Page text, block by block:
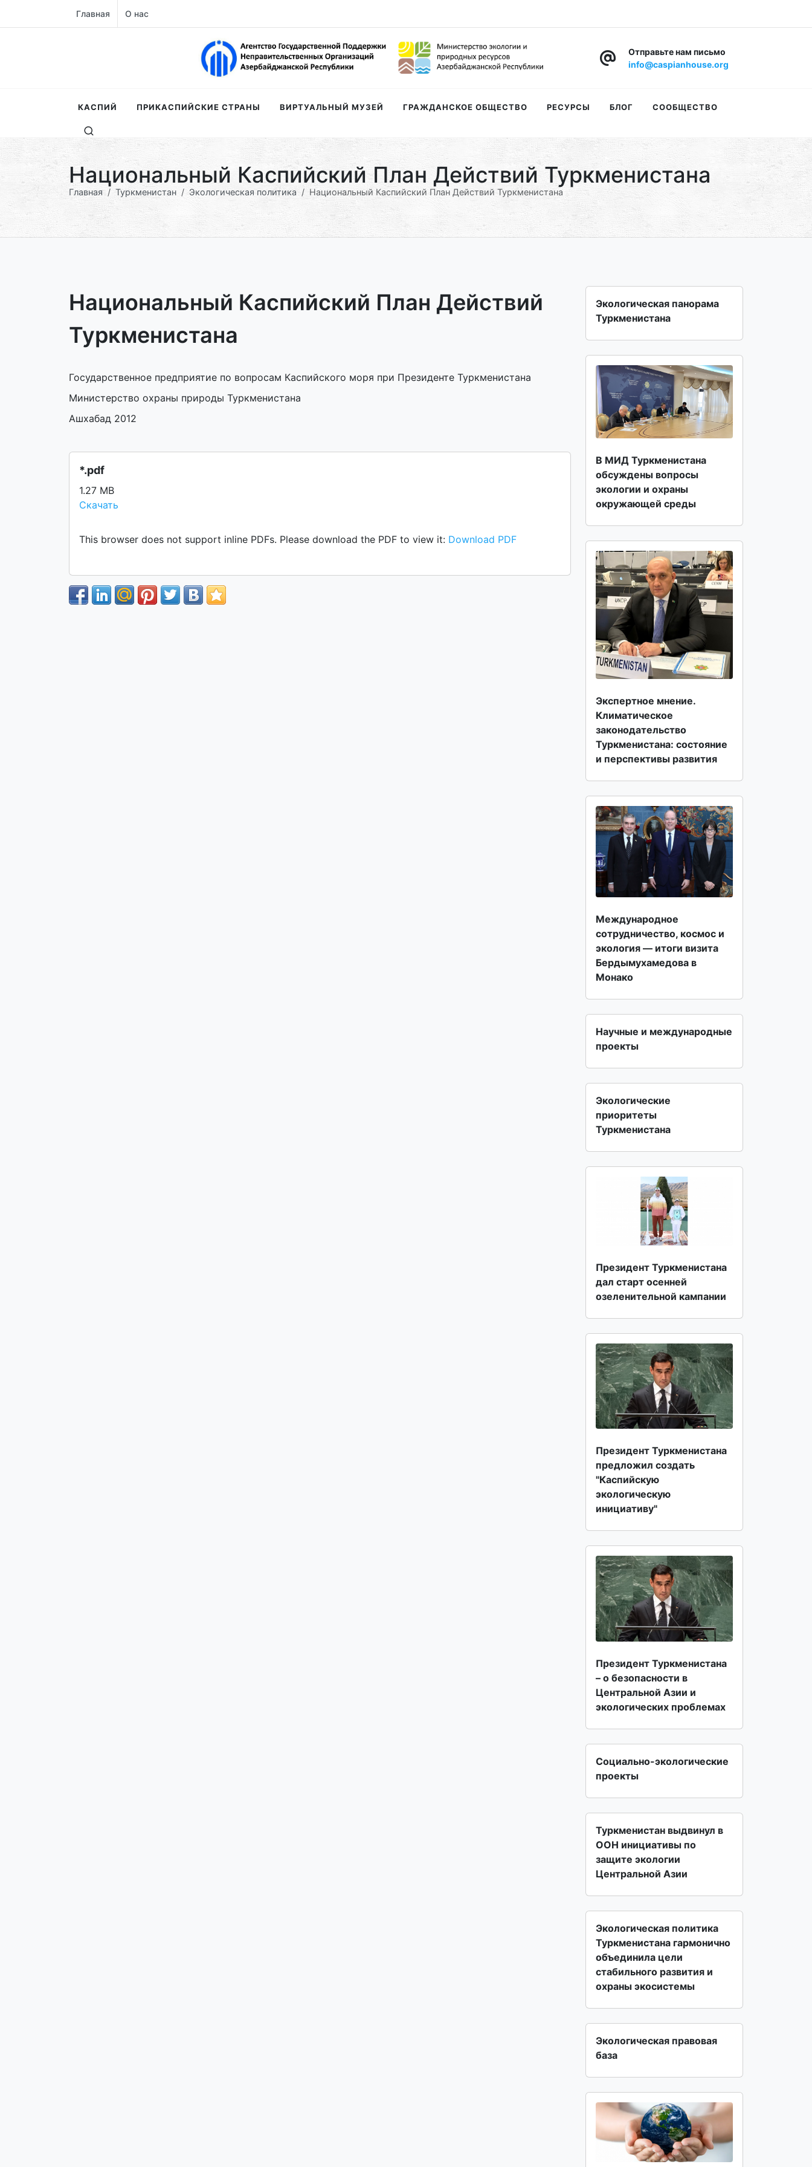
Главная О нас
Отправьте нам письмо
info@caspianhouse.org
КАСПИЙ ПРИКАСПИЙСКИЕ СТРАНЫ ВИРТУАЛЬНЫЙ МУЗЕЙ ГРАЖДАНСКОЕ ОБЩЕСТВО РЕСУРСЫ БЛОГ СООБЩЕСТВО
Национальный Каспийский План Действий Туркменистана
Главная Туркменистан Экологическая политика Национальный Каспийский План Действий Туркменистана
Национальный Каспийский План Действий
Туркменистана
Государственное предприятие по вопросам Каспийского моря при Президенте Туркменистана
Министерство охраны природы Туркменистана
Ашхабад 2012
*.pdf
1.27 MB
Скачать
This browser does not support inline PDFs. Please download the PDF to view it: Download PDF
Экологическая панорама
Туркменистана
В МИД Туркменистана
обсуждены вопросы
экологии и охраны
окружающей среды
Экспертное мнение.
Климатическое
законодательство
Туркменистана: состояние
и перспективы развития
Международное
сотрудничество, космос и
экология — итоги визита
Бердымухамедова в
Монако
Научные и международные
проекты
Экологические
приоритеты
Туркменистана
Президент Туркменистана
дал старт осенней
озеленительной кампании
Президент Туркменистана
предложил создать
"Каспийскую
экологическую
инициативу"
Президент Туркменистана
– о безопасности в
Центральной Азии и
экологических проблемах
Социально-экологические
проекты
Туркменистан выдвинул в
ООН инициативы по
защите экологии
Центральной Азии
Экологическая политика
Туркменистана гармонично
объединила цели
стабильного развития и
охраны экосистемы
Экологическая правовая
база